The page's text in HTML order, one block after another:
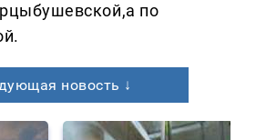
по
новость ↓